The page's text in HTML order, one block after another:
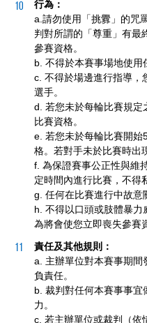
行為：
a.請勿使用「挑釁」的咒
判對所謂的「尊重」有最
參賽資格。
b. 不得於本賽事場地使用
c. 不得於場邊進行指導，
選手。
d. 若您未於每輪比賽規定
比賽資格。
e. 若您未於每輪比賽開始
格。若對手未於比賽時出
f. 為保證賽事公正性與維
定時間內進行比賽，不得
g. 任何在比賽進行中故意
h. 不得以口頭或肢體暴
為將會使您立即喪失參賽
責任及其他規則：
a. 主辦單位對本賽事期間
負責任。
b. 裁判對任何本賽事事
力。
c. 若主辦單位或裁判（依